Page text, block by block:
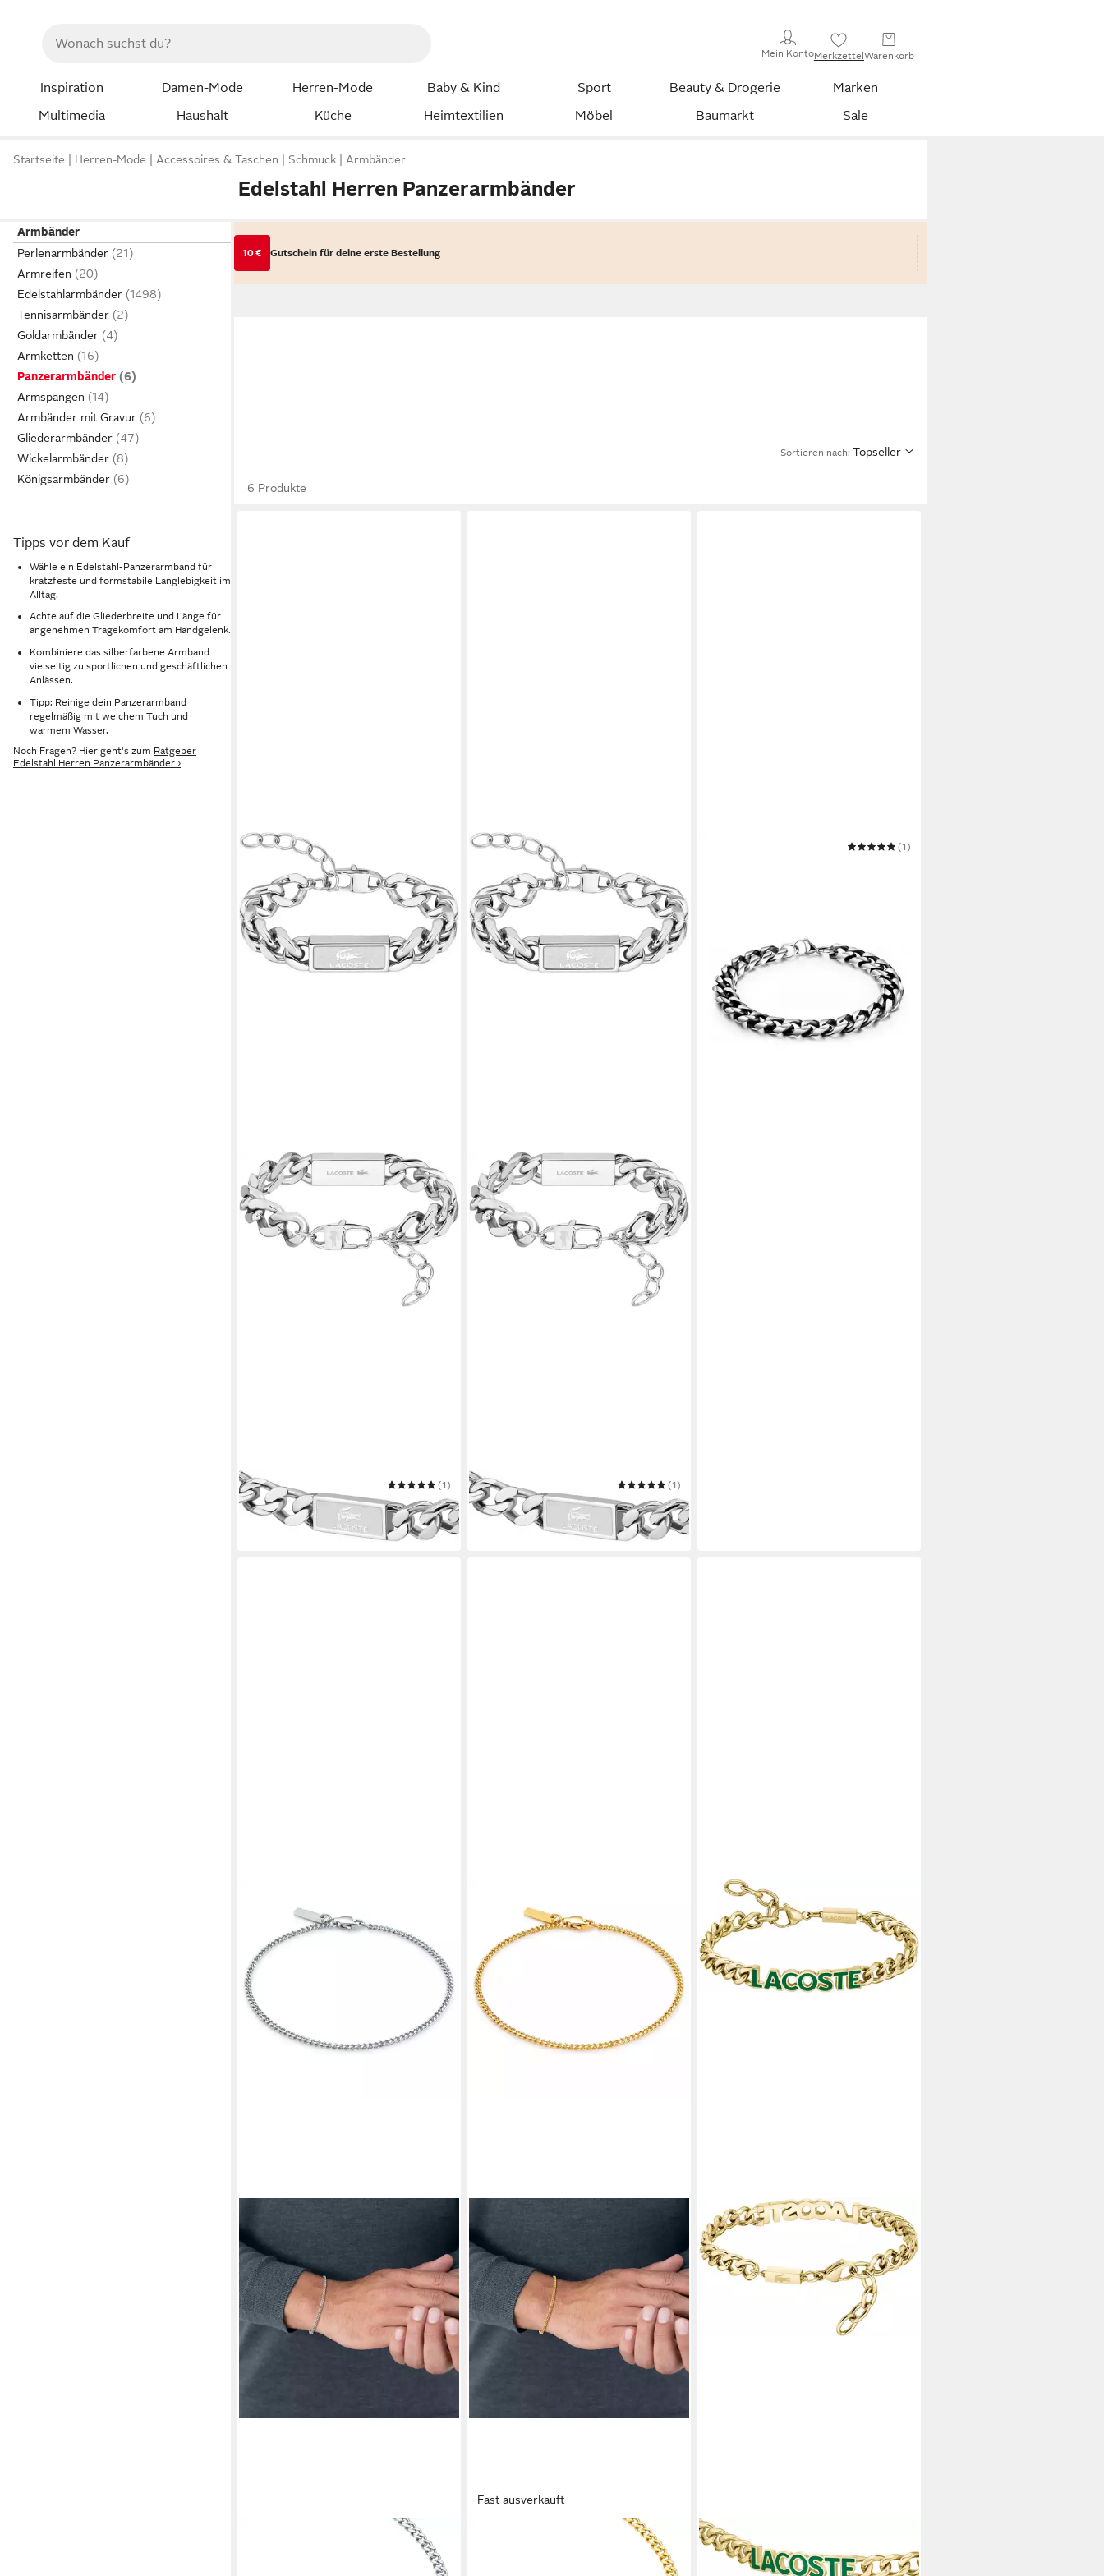
Mein KontoMerkzettelWarenkorb
Inspiration Damen-Mode Herren-Mode Baby & Kind Sport Beauty & Drogerie
Marken
Multimedia
Haushalt Küche Heimtextilien Möbel Baumarkt Sale
Startseite Herren-Mode Accessoires & Taschen Schmuck Armbänder
Edelstahl Herren Panzerarmbänder
Armbänder
Perlenarmbänder
Armreifen
Edelstahlarmbänder
Tennisarmbänder
Goldarmbänder
Armketten
Panzerarmbänder
Armspangen
Armbänder mit Gravur
Gliederarmbänder
Wickelarmbänder
Königsarmbänder
Tipps vor dem Kauf
Wähle ein Edelstahl-Panzerarmband für
kratzfeste und formstabile Langlebigkeit im
Alltag.
Achte auf die Gliederbreite und Länge für
angenehmen Tragekomfort am Handgelenk.
Kombiniere das silberfarbene Armband
vielseitig zu sportlichen und geschäftlichen
Anlässen.
Tipp: Reinige dein Panzerarmband
regelmäßig mit weichem Tuch und
warmem Wasser.
Noch Fragen? Hier geht's zum Ratgeber
Edelstahl Herren Panzerarmbänder ›
10 € Gutschein für deine erste Bestellung
Sortieren nach: Topseller
6 Produkte
LACOSTE
Panzerarmband BACKHAND
(1)
79,00 €
in 1-2 Werktagen bei dir
LACOSTE
Panzerarmband BACKHAND
(1)
79,00 €
in 1-2 Werktagen bei dir
(1)
Fast ausverkauft
LACOSTE
Panzerarmband SCRIPT
67,86 € UVP99,00 €